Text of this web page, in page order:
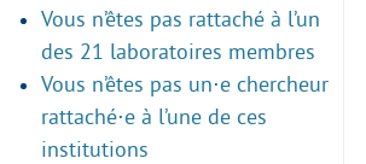
Vous n’êtes pas rattaché à l’un
des 21 laboratoires membres
Vous n’êtes pas un⋅e chercheur
rattaché⋅e à l’une de ces
institutions